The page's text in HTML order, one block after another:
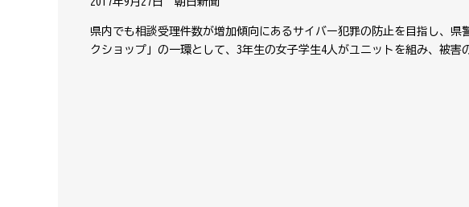
県内でも相談受理件数が増加傾向にあるサイバー犯罪の防止を目指し、
クショップ」の一環として、3年生の女子学生4人がユニットを組み、被害